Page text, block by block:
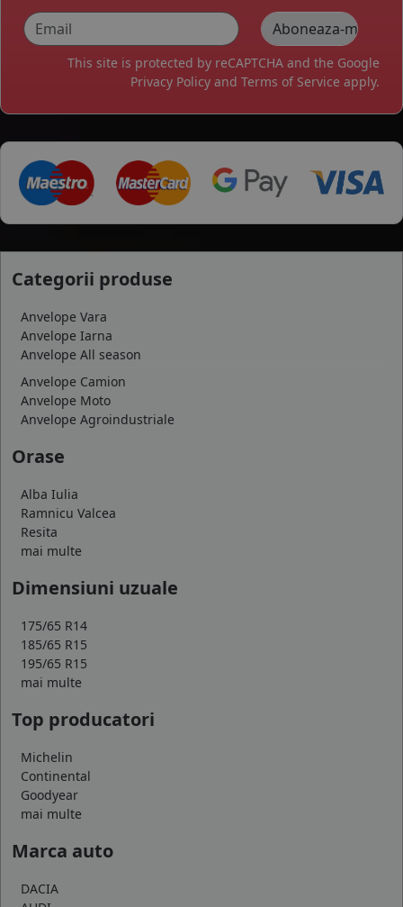
This site is protected by reCAPTCHA and the Google
Privacy Policy and Terms of Service apply.
Categorii produse
Anvelope Vara
Anvelope Iarna
Anvelope All season
Anvelope Camion
Anvelope Moto
Anvelope Agroindustriale
Orase
Alba Iulia
Ramnicu Valcea
Resita
mai multe
Dimensiuni uzuale
175/65 R14
185/65 R15
195/65 R15
mai multe
Top producatori
Michelin
Continental
Goodyear
mai multe
Marca auto
DACIA